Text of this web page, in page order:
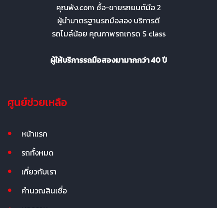
คุณพ้ง.com ซื้อ-ขายรถยนต์มือ 2
ผู้นำมาตรฐานรถมือสอง บริการดี
รถไมล์น้อย คุณภาพรถเกรด S class
ผู้ให้บริการรถมือสองมามากกว่า 40 ปี
ศูนย์ช่วยเหลือ
หน้าแรก
รถทั้งหมด
เกี่ยวกับเรา
คำนวณสินเชื่อ